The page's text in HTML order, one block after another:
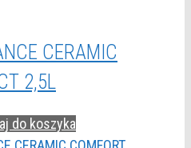
CERAMIC
2,5L
do koszyka